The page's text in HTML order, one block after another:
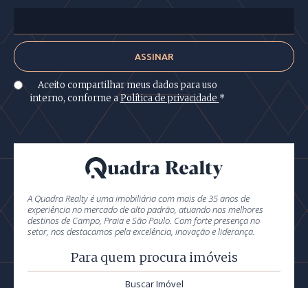
Aceito compartilhar meus dados para uso
interno, conforme aPolítica de privacidade *
A Quadra Realty é uma imobiliária com mais de 35 anos de
experiência no mercado de alto padrão, atuando nos melhores
destinos de Campo, Praia e São Paulo. Com forte presença no
setor, nos destacamos pela excelência, inovação e liderança.
Para quem procura imóveis
Buscar Imóvel